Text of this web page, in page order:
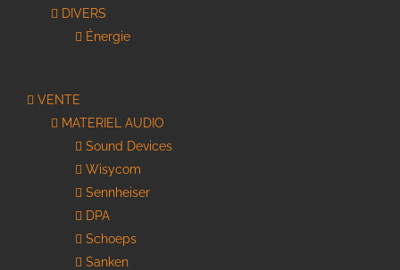
DIVERS
Énergie
VENTE
MATERIEL AUDIO
Sound Devices
Wisycom
Sennheiser
DPA
Schoeps
Sanken